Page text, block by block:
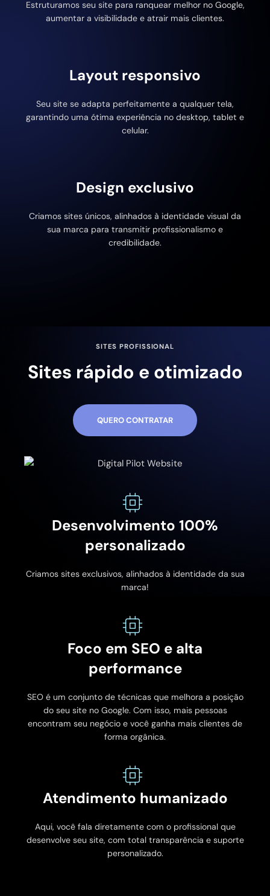
Estruturamos seu site para ranquear melhor no Google,
aumentar a visibilidade e atrair mais clientes.
Layout responsivo
Seu site se adapta perfeitamente a qualquer tela,
garantindo uma ótima experiência no desktop, tablet e
celular.
Design exclusivo
Criamos sites únicos, alinhados à identidade visual da
sua marca para transmitir profissionalismo e
credibilidade.
SITES PROFISSIONAL
Sites rápido e otimizado
QUERO CONTRATAR
Desenvolvimento 100%
personalizado
Criamos sites exclusivos, alinhados à identidade da sua
marca!
Foco em SEO e alta
performance
SEO é um conjunto de técnicas que melhora a posição
do seu site no Google. Com isso, mais pessoas
encontram seu negócio e você ganha mais clientes de
forma orgânica.
Atendimento humanizado
Aqui, você fala diretamente com o profissional que
desenvolve seu site, com total transparência e suporte
personalizado.